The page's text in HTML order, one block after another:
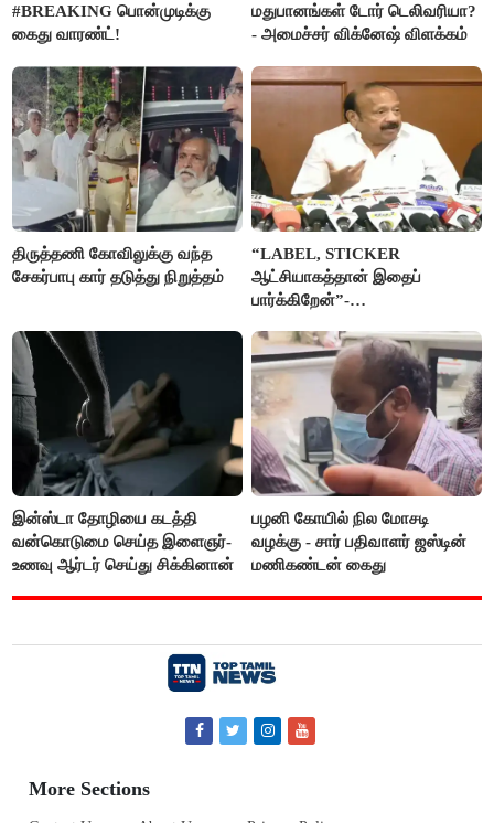
#BREAKING பொன்முடிக்கு
கைது வாரண்ட்!
மதுபானங்கள் டோர் டெலிவரியா?
- அமைச்சர் விக்னேஷ் விளக்கம்
திருத்தணி கோவிலுக்கு வந்த
சேகர்பாபு கார் தடுத்து நிறுத்தம்
“LABEL, STICKER
ஆட்சியாகத்தான் இதைப்
பார்க்கிறேன்”-
இன்ஸ்டா தோழியை கடத்தி
வன்கொடுமை செய்த இளைஞர்-
உணவு ஆர்டர் செய்து சிக்கினான்
பழனி கோயில் நில மோசடி
வழக்கு - சார் பதிவாளர் ஜஸ்டின்
மணிகண்டன் கைது
More Sections